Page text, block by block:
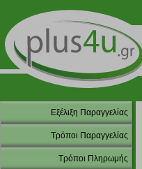
Εξέλιξη Παραγγελίας
Τρόποι Παραγγελίας
Τρόποι Πληρωμής